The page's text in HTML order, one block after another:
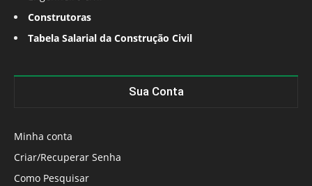
Construtoras
Tabela Salarial da Construção Civil
Sua Conta
Minha conta
Criar/Recuperar Senha
Como Pesquisar